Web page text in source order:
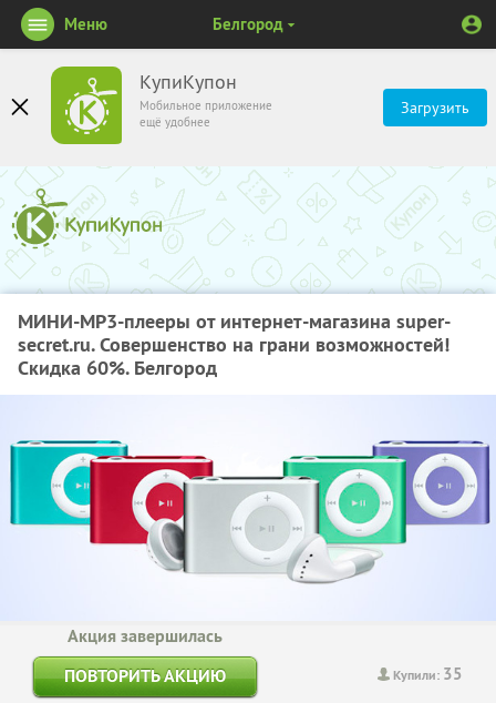
КупиКупон
Мобильное приложение
ещё удобнее
Загрузить
Меню Белгород
МИНИ-MP3-плееры от интернет-магазина super-
secret.ru. Совершенство на грани возможностей!
Скидка 60%. Белгород
Купили: 35
Акция завершилась
ПОВТОРИТЬ АКЦИЮ